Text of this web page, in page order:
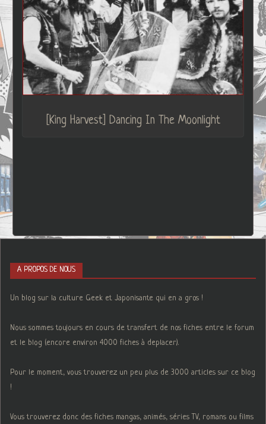
[King Harvest] Dancing In The Moonlight
A PROPOS DE NOUS
Un blog sur la culture Geek et Japonisante qui en a gros !
Nous sommes toujours en cours de transfert de nos fiches entre le forum
et le blog (encore environ 4000 fiches à deplacer).
Pour le moment, vous trouverez un peu plus de 3000 articles sur ce blog
!
Vous trouverez donc des fiches mangas, animés, séries TV, romans ou films